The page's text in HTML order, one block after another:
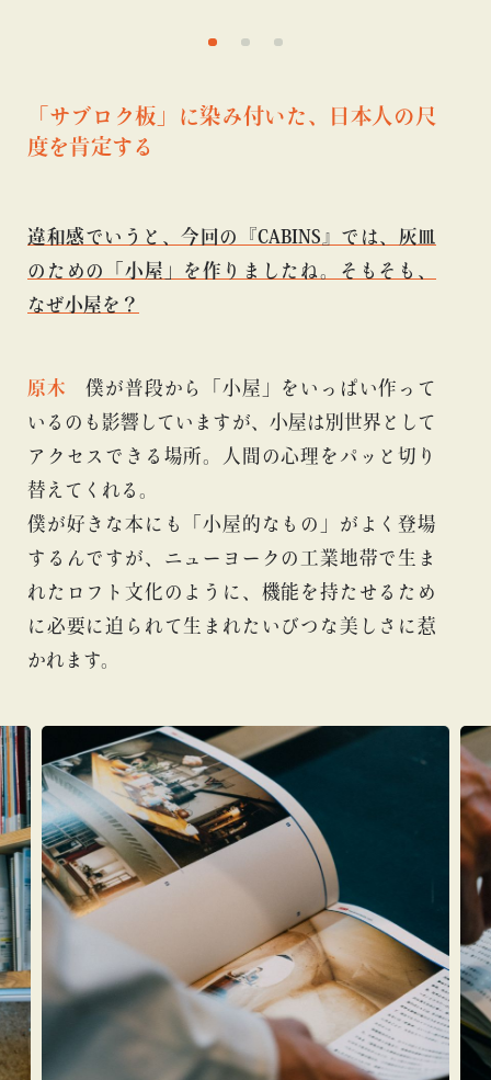
「サブロク板」に染み付いた、日本人の尺
度を肯定する
違和感でいうと、今回の『CABINS』では、灰皿
のための「小屋」を作りましたね。そもそも、
なぜ小屋を？
原木 僕が普段から「小屋」をいっぱい作って
いるのも影響していますが、小屋は別世界として
アクセスできる場所。人間の心理をパッと切り
替えてくれる。
僕が好きな本にも「小屋的なもの」がよく登場
するんですが、ニューヨークの工業地帯で生ま
れたロフト文化のように、機能を持たせるため
に必要に迫られて生まれたいびつな美しさに惹
かれます。